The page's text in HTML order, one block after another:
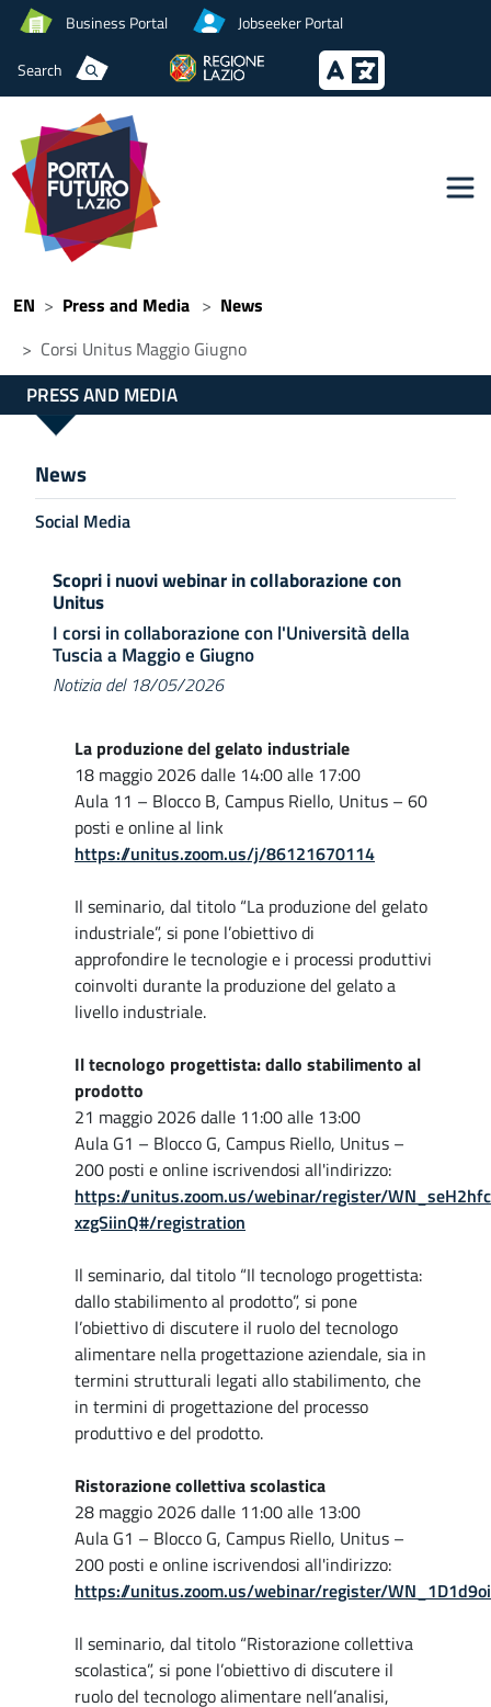
Business Portal Jobseeker Portal
Search
EN Press and Media
News
Corsi Unitus Maggio Giugno
PRESS AND MEDIA
News
Social Media
Scopri i nuovi webinar in collaborazione con
Unitus
I corsi in collaborazione con l'Università della
Tuscia a Maggio e Giugno
Notizia del 18/05/2026
La produzione del gelato industriale
18 maggio 2026 dalle 14:00 alle 17:00
Aula 11 – Blocco B, Campus Riello, Unitus – 60
posti e online al link
https://unitus.zoom.us/j/86121670114
Il seminario, dal titolo “La produzione del gelato
industriale”, si pone l’obiettivo di
approfondire le tecnologie e i processi produttivi
coinvolti durante la produzione del gelato a
livello industriale.
Il tecnologo progettista: dallo stabilimento al
prodotto
21 maggio 2026 dalle 11:00 alle 13:00
Aula G1 – Blocco G, Campus Riello, Unitus –
200 posti e online iscrivendosi all'indirizzo:
https://unitus.zoom.us/webinar/register/
xzgSiinQ#/registration
Il seminario, dal titolo “Il tecnologo progettista:
dallo stabilimento al prodotto”, si pone
l’obiettivo di discutere il ruolo del tecnologo
alimentare nella progettazione aziendale, sia in
termini strutturali legati allo stabilimento, che
in termini di progettazione del processo
produttivo e del prodotto.
Ristorazione collettiva scolastica
28 maggio 2026 dalle 11:00 alle 13:00
Aula G1 – Blocco G, Campus Riello, Unitus –
200 posti e online iscrivendosi all'indirizzo:
https://unitus.zoom.us/webinar/register/
Il seminario, dal titolo “Ristorazione collettiva
scolastica”, si pone l’obiettivo di discutere il
ruolo del tecnologo alimentare nell’analisi,